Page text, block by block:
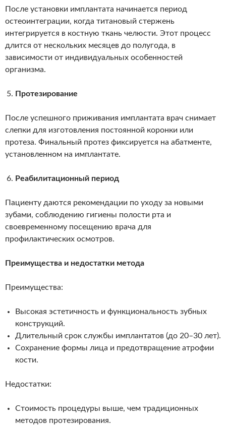
После установки имплантата начинается период
остеоинтеграции, когда титановый стержень
интегрируется в костную ткань челюсти. Этот процесс
длится от нескольких месяцев до полугода, в
зависимости от индивидуальных особенностей
организма.
Протезирование
После успешного приживания имплантата врач снимает
слепки для изготовления постоянной коронки или
протеза. Финальный протез фиксируется на абатменте,
установленном на имплантате.
Реабилитационный период
Пациенту даются рекомендации по уходу за новыми
зубами, соблюдению гигиены полости рта и
своевременному посещению врача для
профилактических осмотров.
Преимущества и недостатки метода
Преимущества:
Высокая эстетичность и функциональность зубных
конструкций.
Длительный срок службы имплантатов (до 20–30 лет).
Сохранение формы лица и предотвращение атрофии
кости.
Недостатки:
Стоимость процедуры выше, чем традиционных
методов протезирования.